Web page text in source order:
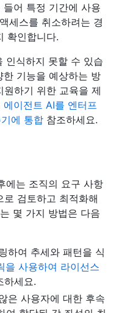
어 특정 기간에 사용
세스를 취소하려는 경
확인합니다.
인식하지 못할 수 있습
기능을 예상하는 방
하기 위한 교육을 제
에이전트 AI를 엔터프
에 통합 참조하세요.
에는 조직의 요구 사항
검토하고 최적화해
몇 가지 방법은 다음
하여 추세와 패턴을 식
사용하여 라이선스
하세요.
은 사용자에 대한 후속